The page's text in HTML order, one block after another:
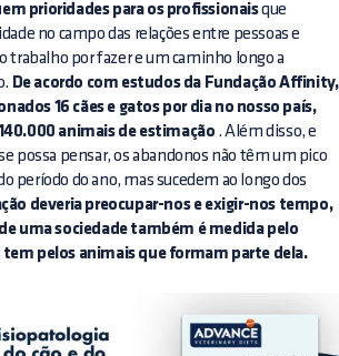
prioridades para os profissionaisque
no campo das relações entre pessoas e
trabalho por fazer e um caminho longo a
De acordo com estudos da Fundação Affinity,
16 cães e gatos por dia no nosso país,
animais de estimação . Além disso, e
possa pensar, os abandonos não têm um pico
período do ano, mas sucedem ao longo dos
deveria preocupar-nos e exigir-nos tempo,
uma sociedade também é medida pelo
pelos animais que formam parte dela.